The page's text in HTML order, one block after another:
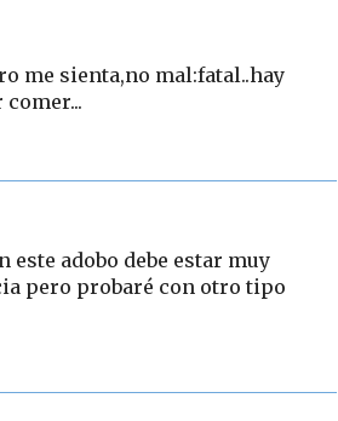
me sienta,no mal:fatal..hay
adobo debe estar muy
pero probaré con otro tipo